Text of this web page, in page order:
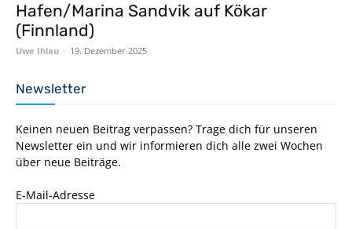
Hafen/Marina Sandvik auf Kökar
(Finnland)
Uwe Ihlau - 19. Dezember 2025
Newsletter
Keinen neuen Beitrag verpassen? Trage dich für unseren
Newsletter ein und wir informieren dich alle zwei Wochen
über neue Beiträge.
E-Mail-Adresse